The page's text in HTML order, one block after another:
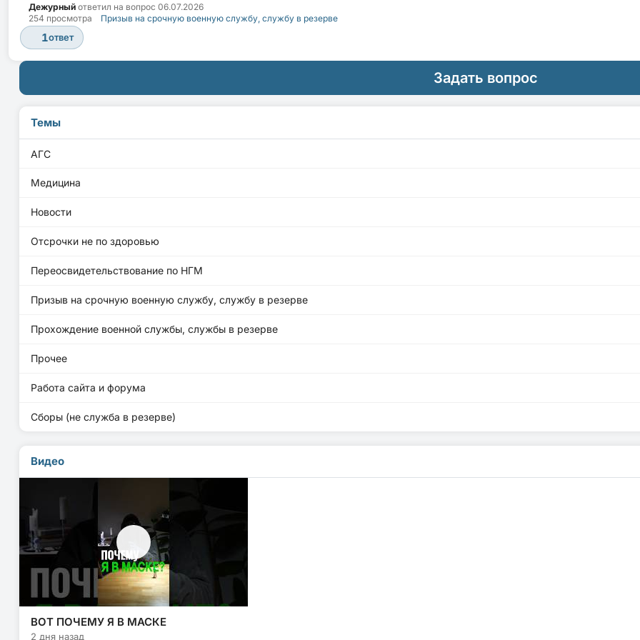
Дежурный ответил на вопрос 06.07.2026
254 просмотра
Призыв на срочную военную службу, службу в резерве
1ответ
Задать вопрос
Темы
АГС
Медицина
Новости
Отсрочки не по здоровью
Переосвидетельствование по НГМ
Призыв на срочную военную службу, службу в резерве
Прохождение военной службы, службы в резерве
Прочее
Работа сайта и форума
Сборы (не служба в резерве)
Видео
ВОТ ПОЧЕМУ Я В МАСКЕ
2 дня назад